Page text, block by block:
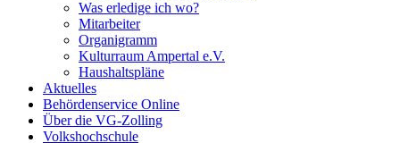
Was erledige ich wo?
Mitarbeiter
Organigramm
Kulturraum Ampertal e.V.
Haushaltspläne
Aktuelles
Behördenservice Online
Über die VG-Zolling
Volkshochschule